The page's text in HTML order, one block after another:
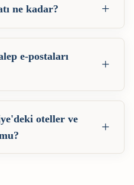
ne kadar? +
e-postaları
+
oteller ve
+